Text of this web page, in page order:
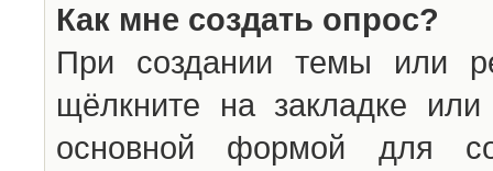
Как мне создать опрос?
При создании темы или
щёлкните на закладке
основной формой для